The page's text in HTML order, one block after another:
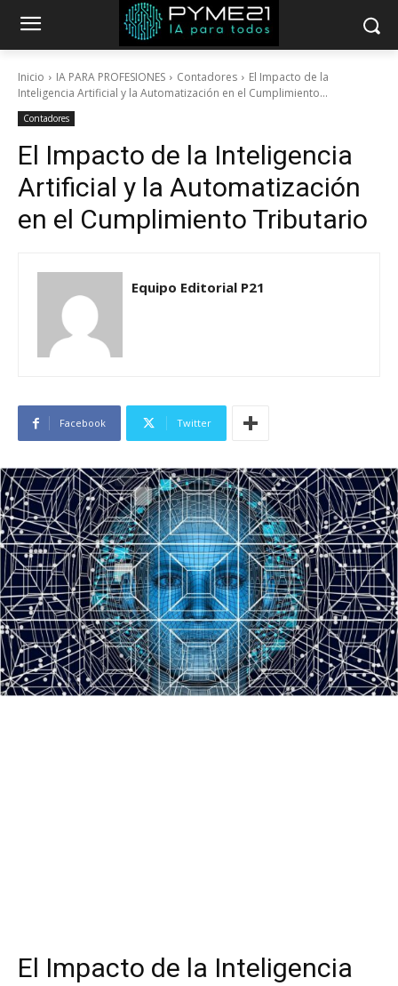
Inicio IA PARA PROFESIONES Contadores
El Impacto de la
Inteligencia Artificial y la Automatización en el Cumplimiento...
Contadores
El Impacto de la Inteligencia
Artificial y la Automatización
en el Cumplimiento Tributario
Equipo Editorial P21
Facebook Twitter
El Impacto de la Inteligencia